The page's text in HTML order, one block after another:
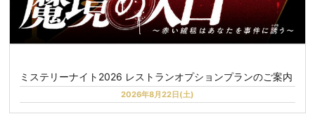
ミステリーナイト2026 レストランオプションプランのご案内
2026年8月22日(土)